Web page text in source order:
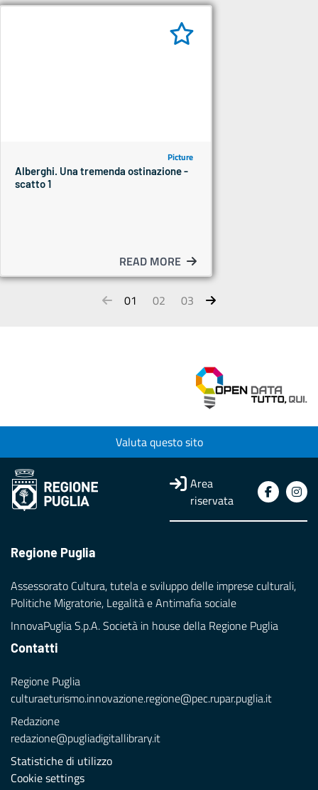
Picture
Alberghi. Una tremenda ostinazione -
scatto 1
READ MORE
01 02 03
Valuta questo sito
Area
riservata
Regione Puglia
Assessorato Cultura, tutela e sviluppo delle imprese culturali,
Politiche Migratorie, Legalità e Antimafia sociale
InnovaPuglia S.p.A. Società in house della Regione Puglia
Contatti
Regione Puglia
culturaeturismo.innovazione.regione@pec.rupar.puglia.it
Redazione
redazione@pugliadigitallibrary.it
Statistiche di utilizzo
Cookie settings